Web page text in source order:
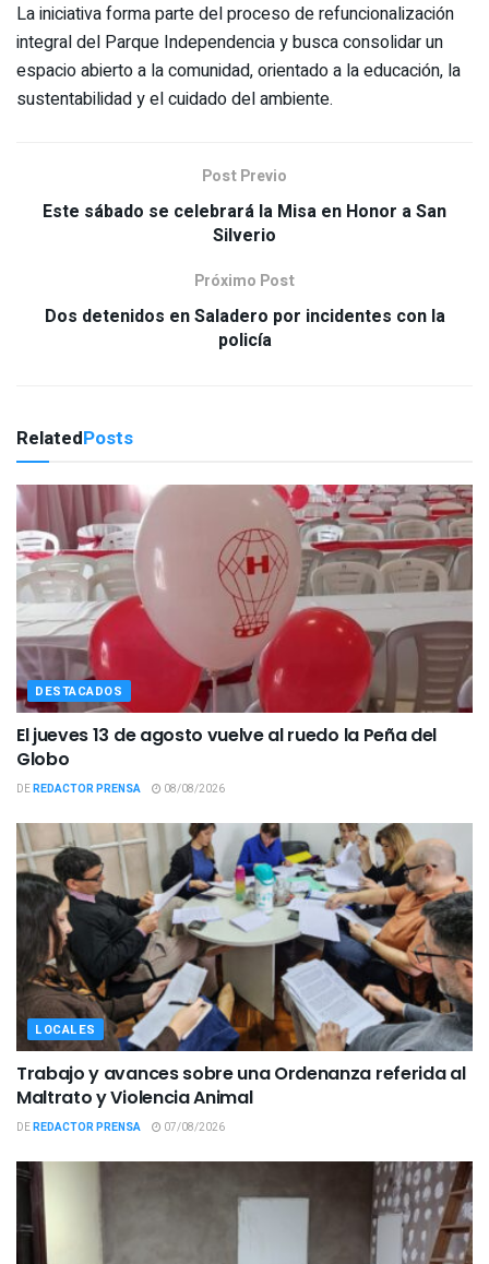
La iniciativa forma parte del proceso de refuncionalización
integral del Parque Independencia y busca consolidar un
espacio abierto a la comunidad, orientado a la educación, la
sustentabilidad y el cuidado del ambiente.
Post Previo
Este sábado se celebrará la Misa en Honor a San
Silverio
Próximo Post
Dos detenidos en Saladero por incidentes con la
policía
RelatedPosts
DESTACADOS
El jueves 13 de agosto vuelve al ruedo la Peña del
Globo
DEREDACTOR PRENSA 08/08/2026
LOCALES
Trabajo y avances sobre una Ordenanza referida al
Maltrato y Violencia Animal
DEREDACTOR PRENSA 07/08/2026